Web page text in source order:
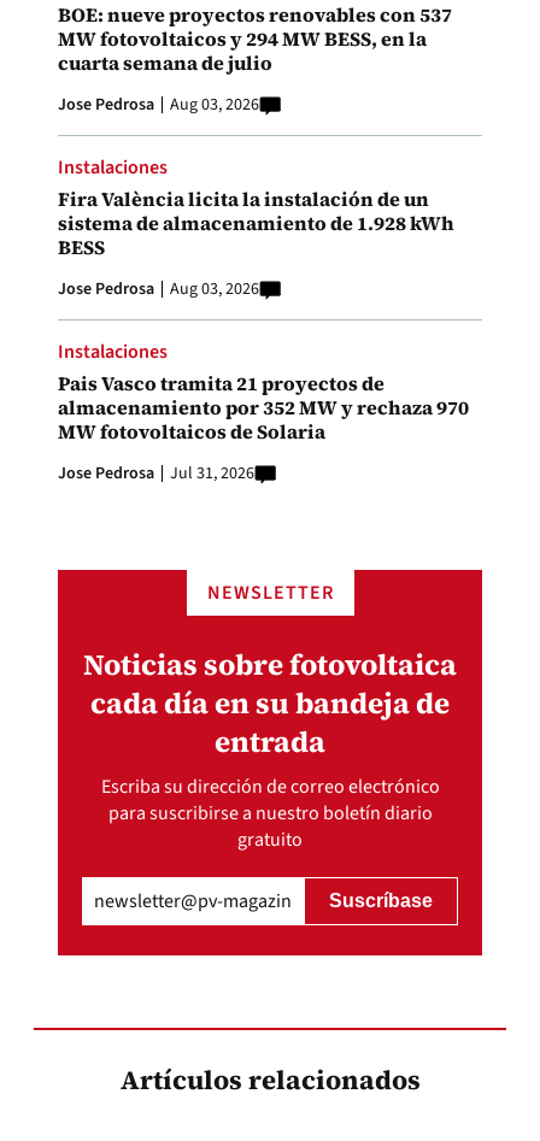
BOE: nueve proyectos renovables con 537
MW fotovoltaicos y 294 MW BESS, en la
cuarta semana de julio
Jose Pedrosa Aug 03, 2026
Instalaciones
Fira València licita la instalación de un
sistema de almacenamiento de 1.928 kWh
BESS
Jose Pedrosa Aug 03, 2026
Instalaciones
Pais Vasco tramita 21 proyectos de
almacenamiento por 352 MW y rechaza 970
MW fotovoltaicos de Solaria
Jose Pedrosa Jul 31, 2026
NEWSLETTER
Noticias sobre fotovoltaica
cada día en su bandeja de
entrada
Escriba su dirección de correo electrónico
para suscribirse a nuestro boletín diario
gratuito
(Obligatorio)
Artículos relacionados